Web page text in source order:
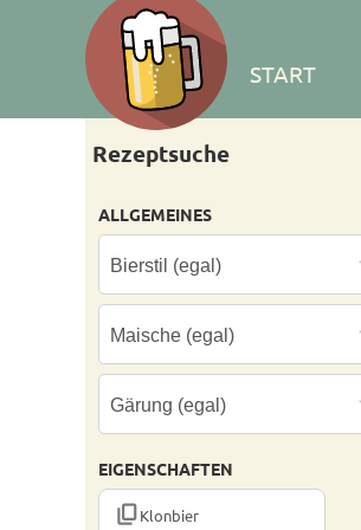
START
Rezeptsuche
ALLGEMEINES
EIGENSCHAFTEN
CONTENT_COPYKlonbier